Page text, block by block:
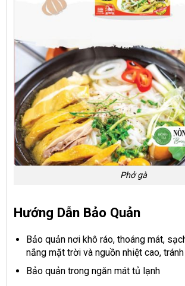
Phở gà
Hướng Dẫn Bảo Quản
Bảo quản nơi khô ráo, thoáng mát,
nắng mặt trời và nguồn nhiệt cao,
Bảo quản trong ngăn mát tủ lạnh